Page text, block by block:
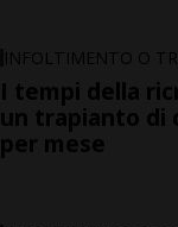
INFOLTIMENTO O
I tempi della
un trapianto di
per mese